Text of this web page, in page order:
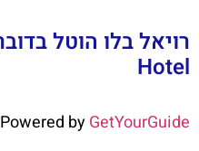
Hotel
Powered byGetYourGuide